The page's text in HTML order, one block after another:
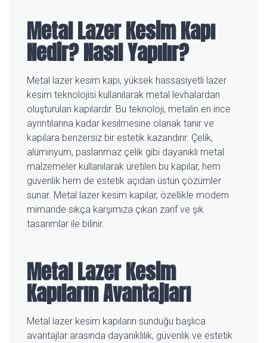
Metal Lazer Kesim Kapı
Nedir? Nasıl Yapılır?
Metal lazer kesim kapı, yüksek hassasiyetli lazer
kesim teknolojisi kullanılarak metal levhalardan
oluşturulan kapılardır. Bu teknoloji, metalin en ince
ayrıntılarına kadar kesilmesine olanak tanır ve
kapılara benzersiz bir estetik kazandırır. Çelik,
alüminyum, paslanmaz çelik gibi dayanıklı metal
malzemeler kullanılarak üretilen bu kapılar, hem
güvenlik hem de estetik açıdan üstün çözümler
sunar. Metal lazer kesim kapılar, özellikle modern
mimaride sıkça karşımıza çıkan zarif ve şık
tasarımlar ile bilinir.
Metal Lazer Kesim
Kapıların Avantajları
Metal lazer kesim kapıların sunduğu başlıca
avantajlar arasında dayanıklılık, güvenlik ve estetik